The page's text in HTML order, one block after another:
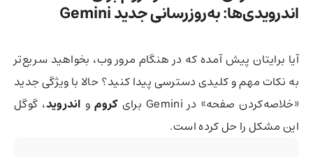
اندرویدی‌ها: به‌روزرسانی جدید Gemini
آیا برایتان پیش آمده که در هنگام مرور وب، بخواهید سریع‌تر
به نکات مهم و کلیدی دسترسی پیدا کنید؟ حالا با ویژگی جدید
«خلاصه‌کردن صفحه» در Gemini برای
کروم و اندروید، گوگل
این مشکل را حل کرده است.